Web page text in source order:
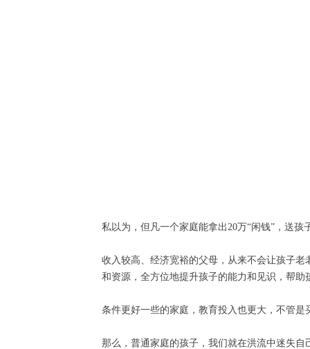
私以为，但凡一个家庭能拿出20万“闲钱”，送
收入较高、经济宽裕的父母，从来不会让孩子
和资源，全方位地提升孩子的能力和见识，帮
条件更好一些的家庭，教育投入也更大，不管
那么，普通家庭的孩子，我们就在洪流中迷失自